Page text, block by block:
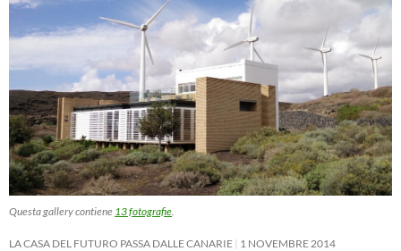
Questa gallery contiene 13 fotografie
LA CASA DEL FUTURO PASSA DALLE CANARIE 1 NOVEMBRE 2014